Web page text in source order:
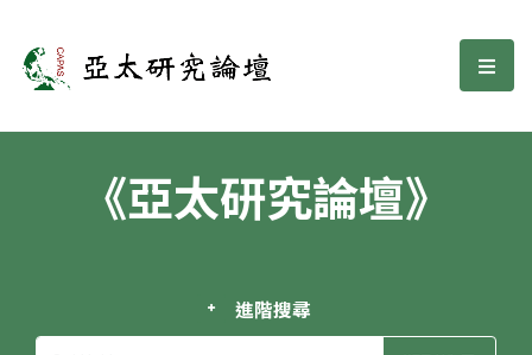
亞太研究論壇 選
《亞太研究論壇》
進階搜尋